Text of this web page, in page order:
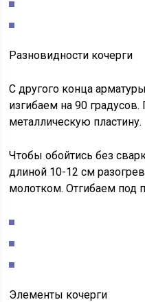
Разновидности кочерги
С другого конца
изгибаем на 90
металлическую пластину.
Чтобы обойтись без
длиной 10-12 см
молотком. Отгибаем под
Элементы кочерги